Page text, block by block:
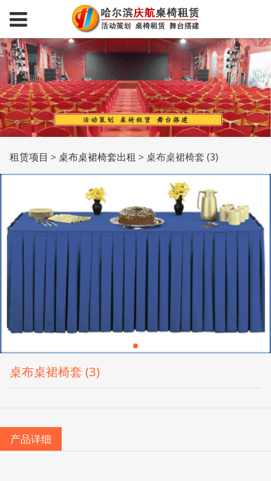
桌布桌裙椅套 (3)
租赁项目 >桌布桌裙椅套出租>桌布桌裙椅套 (3)
桌布桌裙椅套 (3)
产品详细